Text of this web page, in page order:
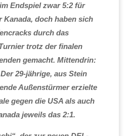
Endspiel zwar 5:2 für
Kanada, doch haben sich
durch das
trotz der finalen
gemacht. Mittendrin:
Der 29-jährige, aus Stein
Außenstürmer erzielte
gegen die USA als auch
jeweils das 2:1.